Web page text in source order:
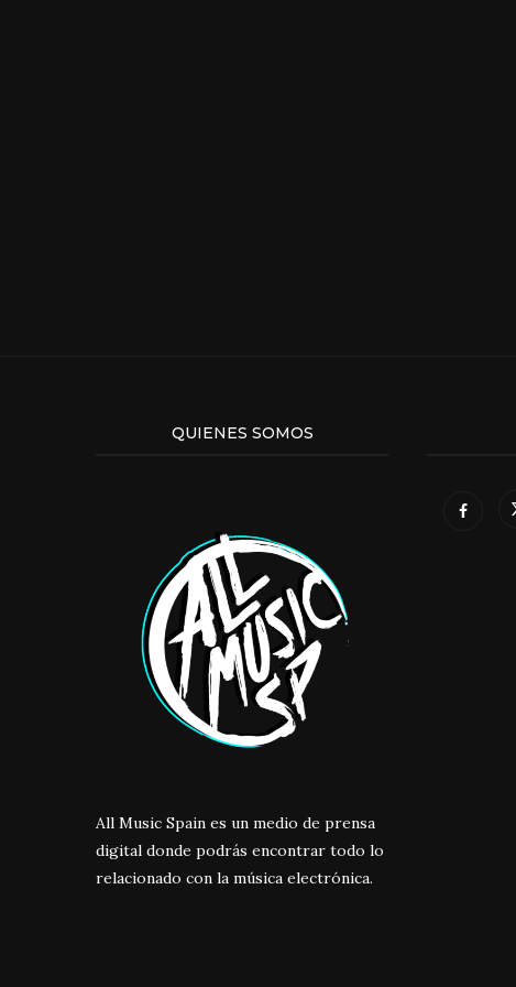
QUIENES SOMOS
All Music Spain es un medio de prensa
digital donde podrás encontrar todo lo
relacionado con la música electrónica.